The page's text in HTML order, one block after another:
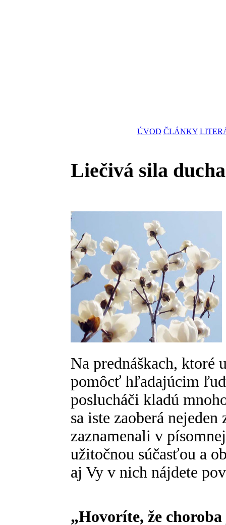
ÚVOD ČLÁNKY
Liečivá sila
Na prednáškach, ktoré
pomôcť hľadajúcim
poslucháči kladú
sa iste zaoberá
zaznamenali v
užitočnou súčasťou a
aj Vy v nich nájdete
„Hovoríte, že